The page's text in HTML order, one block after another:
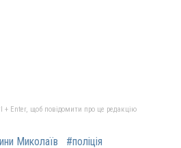
+ Enter, щоб повідомити про це редакцію
Миколаїв #поліція